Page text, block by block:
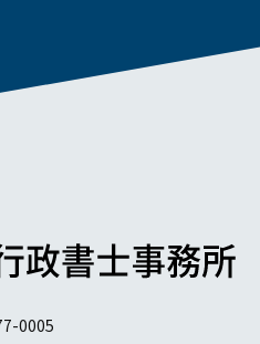
0005